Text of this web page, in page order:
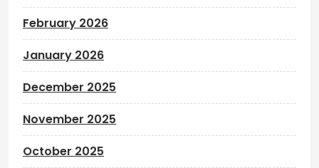
February 2026
January 2026
December 2025
November 2025
October 2025